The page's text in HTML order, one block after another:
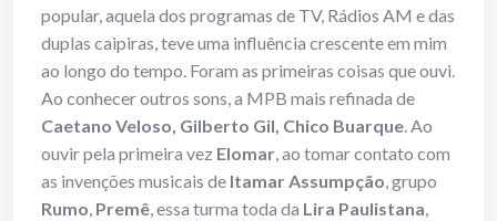
popular, aquela dos programas de TV, Rádios AM e das
duplas caipiras, teve uma influência crescente em mim
ao longo do tempo. Foram as primeiras coisas que ouvi.
Ao conhecer outros sons, a MPB mais refinada de
Caetano Veloso, Gilberto Gil, Chico Buarque. Ao
ouvir pela primeira vez Elomar, ao tomar contato com
as invenções musicais de Itamar Assumpção, grupo
Rumo, Premê, essa turma toda da Lira Paulistana,